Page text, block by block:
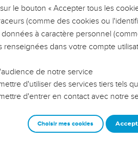
LES VOTRES ?
leur impact, leur foi ou leur vision.
qu'ils ont traversés, alors même que
et responsables reviennent sur les erreurs
avec plus de sagesse afin que
ministère, une équipe, un groupe ou
le bouton « Accepter tous les
(comme des cookies ou
données à caractère personnel
renseignées dans votre compte
de notre service
d'utiliser des services tiers tels
d'entrer en contact avec notre
Choisir mes cookies